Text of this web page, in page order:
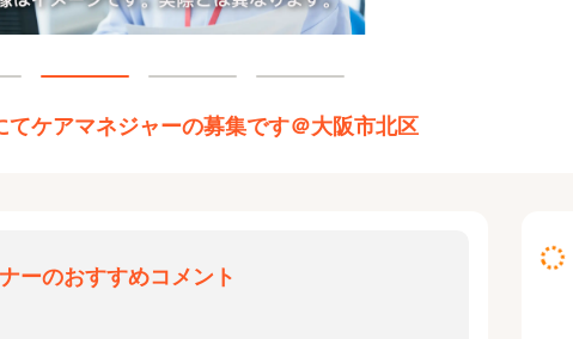
てケアマネジャーの募集です＠大阪市北区
ーのおすすめコメント